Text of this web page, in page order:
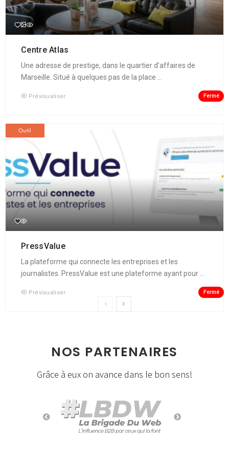
Centre Atlas
Une adresse de prestige, dans le quartier d’affaires de
Marseille. Situé à quelques pas de la place ...
Prévisualiser Fermé
Outil
PressValue
La plateforme qui connecte les entreprises et les
journalistes. PressValue est une plateforme ayant pour ...
Prévisualiser Fermé
NOS PARTENAIRES
Grâce à eux on avance dans le bon sens!